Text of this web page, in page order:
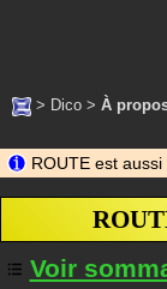
> Dico > À
ROUTE est
Voir